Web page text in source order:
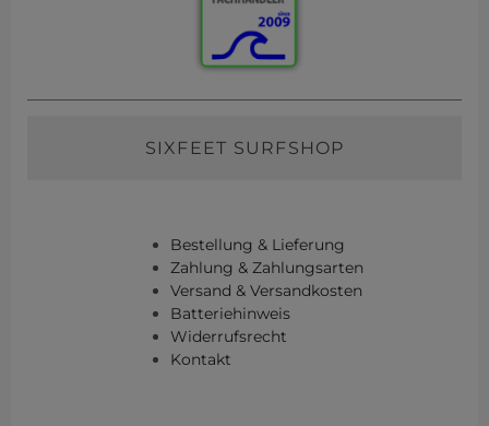
SIXFEET SURFSHOP
Bestellung & Lieferung
Zahlung & Zahlungsarten
Versand & Versandkosten
Batteriehinweis
Widerrufsrecht
Kontakt